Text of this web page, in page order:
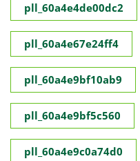
pll_60a4e4de00dc2
pll_60a4e67e24ff4
pll_60a4e9bf10ab9
pll_60a4e9bf5c560
pll_60a4e9c0a74d0